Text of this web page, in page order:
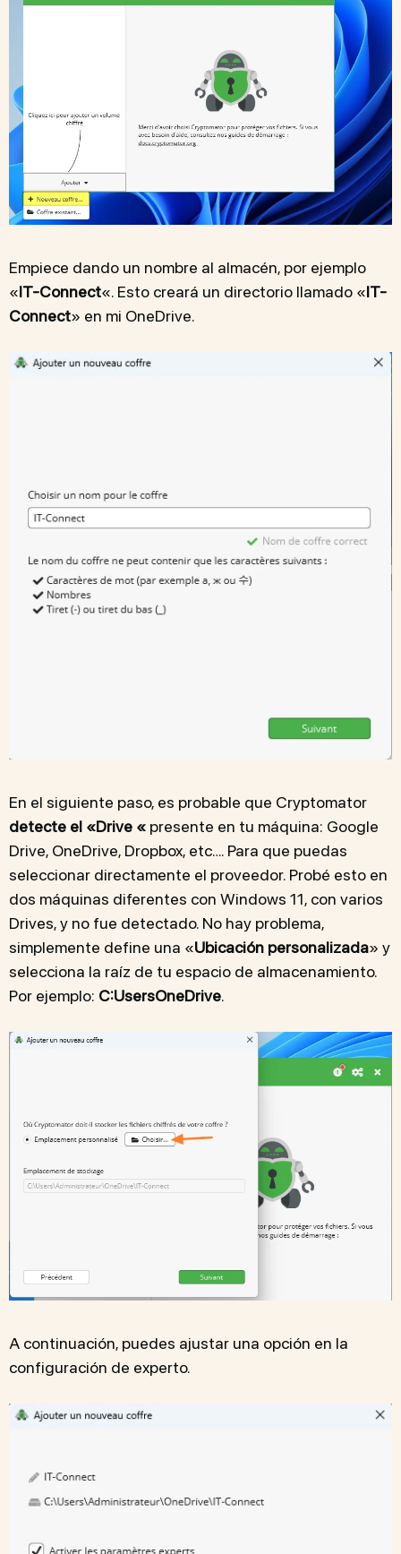
Empiece dando un nombre al almacén, por ejemplo
«IT-Connect«. Esto creará un directorio llamado «IT-
Connect» en mi OneDrive.
En el siguiente paso, es probable que Cryptomator
detecte el «Drive « presente en tu máquina: Google
Drive, OneDrive, Dropbox, etc…. Para que puedas
seleccionar directamente el proveedor. Probé esto en
dos máquinas diferentes con Windows 11, con varios
Drives, y no fue detectado. No hay problema,
simplemente define una «Ubicación personalizada» y
selecciona la raíz de tu espacio de almacenamiento.
Por ejemplo: C:UsersOneDrive.
A continuación, puedes ajustar una opción en la
configuración de experto.